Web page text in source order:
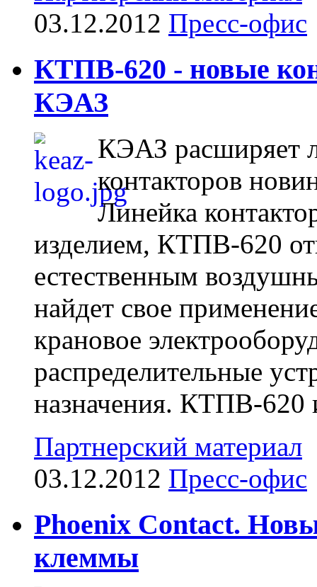
03.12.2012 Пресс-офис
КТПВ-620 - новые
КЭАЗ
КЭАЗ расширяет
контакторов
Линейка
изделием, КТПВ-620
естественным
найдет свое
крановое
распределительные
назначения. КТПВ-620
Партнерский материал
03.12.2012 Пресс-офис
Phoenix Contact.
клеммы